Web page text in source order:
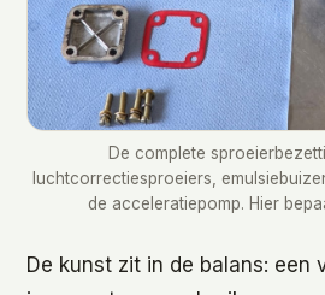
De complete
luchtcorrectiesproeiers,
de acceleratiepomp. Hier
De kunst zit in de balans: een